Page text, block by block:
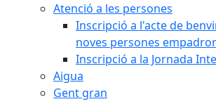
Atenció a les persones
Inscripció a l'acte de
noves persones
Inscripció a la Jornada
Aigua
Gent gran